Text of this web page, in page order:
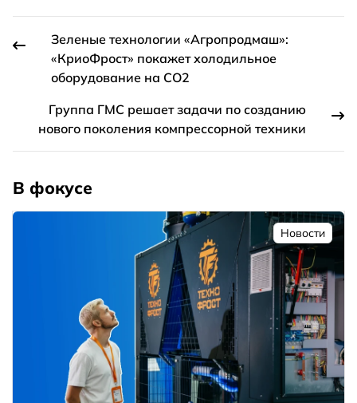
Зеленые технологии «Агропродмаш»:
«КриоФрост» покажет холодильное
оборудование на СО2
Группа ГМС решает задачи по созданию
нового поколения компрессорной техники
В фокусе
Новости